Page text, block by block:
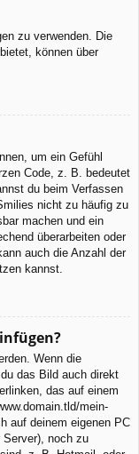
zu verwenden. Die
können über
um ein Gefühl
Code, z. B. bedeutet
du beim Verfassen
nicht zu häufig zu
machen und ein
überarbeiten oder
auch die Anzahl der
kannst.
Wenn die
das Bild auch direkt
das auf einem
mein-
auf deinem eigenen PC
noch zu